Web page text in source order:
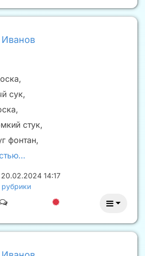
сук,
стук,
фонтан,
20.02.2024 14:17
рубрики